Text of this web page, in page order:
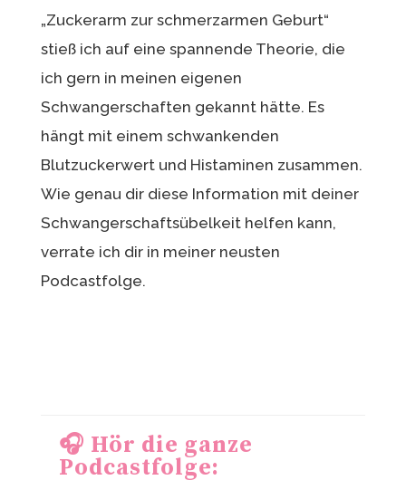
„Zuckerarm zur schmerzarmen Geburt“
stieß ich auf eine spannende Theorie, die
ich gern in meinen eigenen
Schwangerschaften gekannt hätte. Es
hängt mit einem schwankenden
Blutzuckerwert und Histaminen zusammen.
Wie genau dir diese Information mit deiner
Schwangerschaftsübelkeit helfen kann,
verrate ich dir in meiner neusten
Podcastfolge.
🎧 Hör die ganze
Podcastfolge: